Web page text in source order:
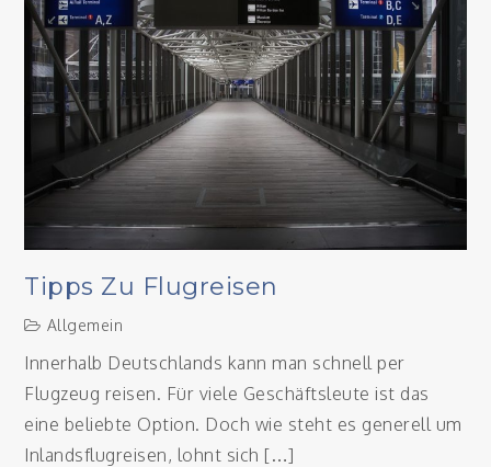
Tipps Zu Flugreisen
Allgemein
Innerhalb Deutschlands kann man schnell per
Flugzeug reisen. Für viele Geschäftsleute ist das
eine beliebte Option. Doch wie steht es generell um
Inlandsflugreisen, lohnt sich […]